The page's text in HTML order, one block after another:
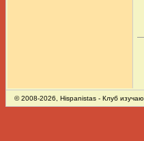
© 2008-2026, Hispanistas - Клуб